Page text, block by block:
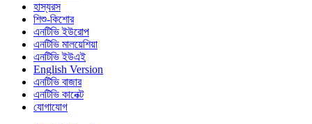
হাস্যরস
শিশু-কিশোর
এনটিভি ইউরোপ
এনটিভি মালয়েশিয়া
এনটিভি ইউএই
English Version
এনটিভি বাজার
এনটিভি কানেক্ট
যোগাযোগ